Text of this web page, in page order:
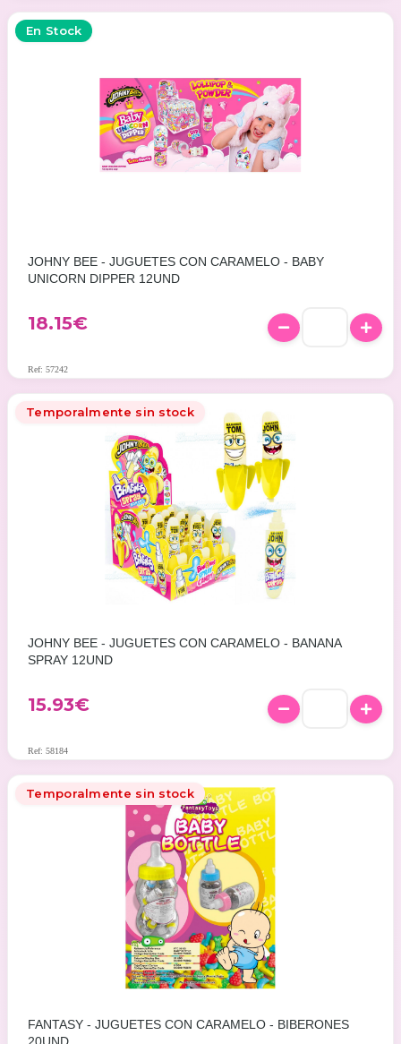
En Stock
JOHNY BEE - JUGUETES CON CARAMELO - BABY
UNICORN DIPPER 12UND
18.15€
Ref: 57242
Temporalmente sin stock
JOHNY BEE - JUGUETES CON CARAMELO - BANANA
SPRAY 12UND
15.93€
Ref: 58184
Temporalmente sin stock
FANTASY - JUGUETES CON CARAMELO - BIBERONES